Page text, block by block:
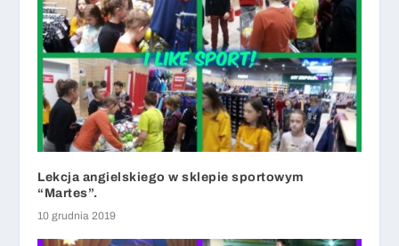
Lekcja angielskiego w sklepie sportowym
“Martes”.
10 grudnia 2019